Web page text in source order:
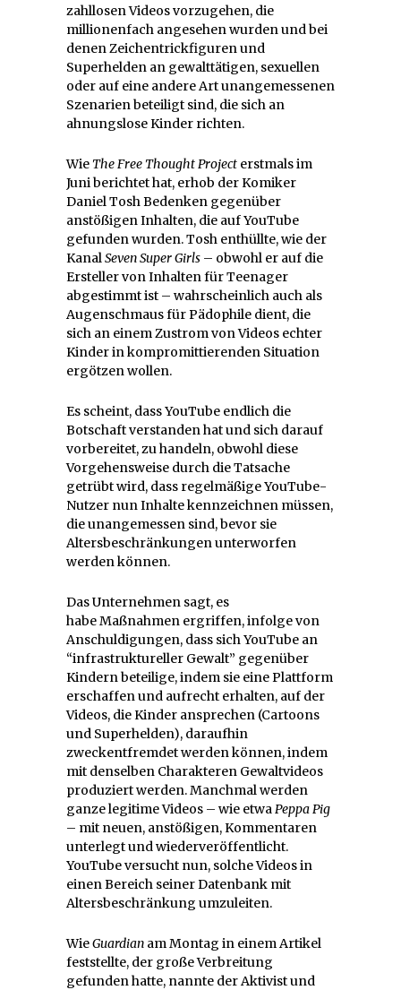
zahllosen Videos vorzugehen, die
millionenfach angesehen wurden und bei
denen Zeichentrickfiguren und
Superhelden an gewalttätigen, sexuellen
oder auf eine andere Art unangemessenen
Szenarien beteiligt sind, die sich an
ahnungslose Kinder richten.
Wie The Free Thought Project erstmals im
Juni berichtet hat, erhob der Komiker
Daniel Tosh Bedenken gegenüber
anstößigen Inhalten, die auf YouTube
gefunden wurden. Tosh enthüllte, wie der
KanalSeven Super Girls – obwohl er auf die
Ersteller von Inhalten für Teenager
abgestimmt ist – wahrscheinlich auch als
Augenschmaus für Pädophile dient, die
sich an einem Zustrom von Videos echter
Kinder in kompromittierenden Situation
ergötzen wollen.
Es scheint, dass YouTube endlich die
Botschaft verstanden hat und sich darauf
vorbereitet, zu handeln, obwohl diese
Vorgehensweise durch die Tatsache
getrübt wird, dass regelmäßige YouTube-
Nutzer nun Inhalte kennzeichnen müssen,
die unangemessen sind, bevor sie
Altersbeschränkungen unterworfen
werden können.
Das Unternehmen sagt, es
habe Maßnahmen ergriffen, infolge von
Anschuldigungen, dass sich YouTube an
“infrastruktureller Gewalt” gegenüber
Kindern beteilige, indem sie eine Plattform
erschaffen und aufrecht erhalten, auf der
Videos, die Kinder ansprechen (Cartoons
und Superhelden), daraufhin
zweckentfremdet werden können, indem
mit denselben Charakteren Gewaltvideos
produziert werden. Manchmal werden
ganze legitime Videos – wie etwaPeppa Pig
– mit neuen, anstößigen, Kommentaren
unterlegt und wiederveröffentlicht.
YouTube versucht nun, solche Videos in
einen Bereich seiner Datenbank mit
Altersbeschränkung umzuleiten.
WieGuardian am Montag in einem Artikel
feststellte, der große Verbreitung
gefunden hatte, nannte der Aktivist und